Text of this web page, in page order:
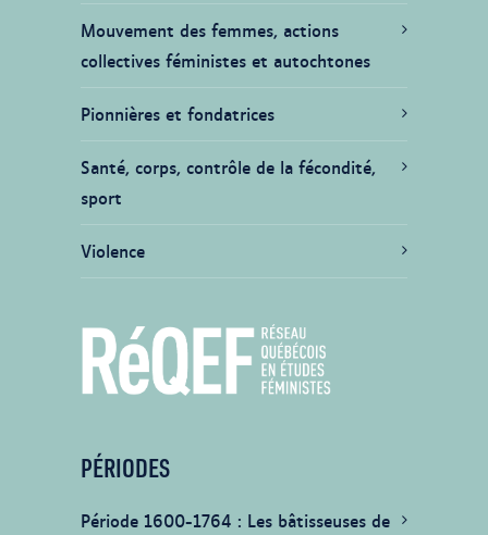
Mouvement des femmes, actions
collectives féministes et autochtones
Pionnières et fondatrices
Santé, corps, contrôle de la fécondité,
sport
Violence
PÉRIODES
Période 1600-1764
Les bâtisseuses de